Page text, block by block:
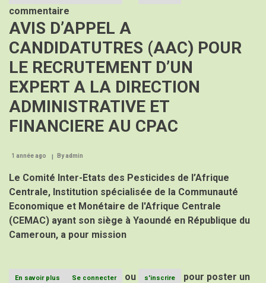
AVIS
D’APPEL
A
CANDIDATUTRES
(AAC)
POUR
LE
RECRUTEMENT
DES
/
BUDGETAIRE
LA
DIRECTION
ADMINISTRATIVE
FINANCIERE
commentaire
AVIS D’APPEL A
CANDIDATUTRES (AAC) POUR
LE RECRUTEMENT D’UN
EXPERT A LA DIRECTION
ADMINISTRATIVE ET
FINANCIERE AU CPAC
1 année ago Byadmin
Le Comité Inter-Etats des Pesticides de l’Afrique
Centrale, Institution spécialisée de la Communauté
Economique et Monétaire de l'Afrique Centrale
(CEMAC) ayant son siège à Yaoundé en République du
Cameroun, a pour mission
En savoir plus Se connecter ou s'inscrire
pour poster un